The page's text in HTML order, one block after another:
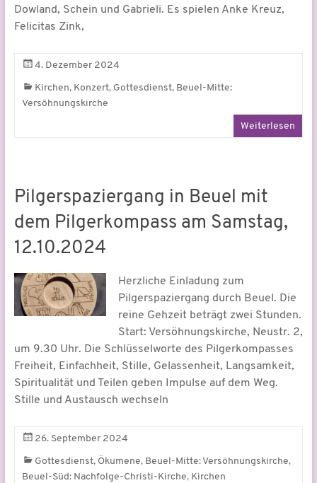
Dowland, Schein und Gabrieli. Es spielen Anke Kreuz,
Felicitas Zink,
4. Dezember 2024
Kirchen, Konzert, Gottesdienst, Beuel-Mitte:
Versöhnungskirche
Weiterlesen
Pilgerspaziergang in Beuel mit
dem Pilgerkompass am Samstag,
12.10.2024
Herzliche Einladung zum
Pilgerspaziergang durch Beuel. Die
reine Gehzeit beträgt zwei Stunden.
Start: Versöhnungskirche, Neustr. 2,
um 9.30 Uhr. Die Schlüsselworte des Pilgerkompasses
Freiheit, Einfachheit, Stille, Gelassenheit, Langsamkeit,
Spiritualität und Teilen geben Impulse auf dem Weg.
Stille und Austausch wechseln
26. September 2024
Gottesdienst, Ökumene, Beuel-Mitte: Versöhnungskirche,
Beuel-Süd: Nachfolge-Christi-Kirche, Kirchen